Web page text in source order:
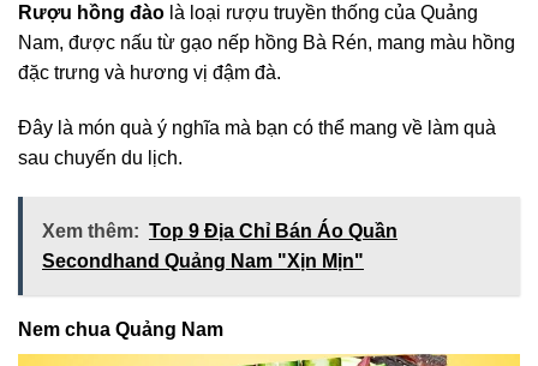
Rượu hồng đào là loại rượu truyền thống của Quảng
Nam, được nấu từ gạo nếp hồng Bà Rén, mang màu hồng
đặc trưng và hương vị đậm đà.
Đây là món quà ý nghĩa mà bạn có thể mang về làm quà
sau chuyến du lịch.
Xem thêm: Top 9 Địa Chỉ Bán Áo Quần
Secondhand Quảng Nam "Xịn Mịn"
Nem chua Quảng Nam